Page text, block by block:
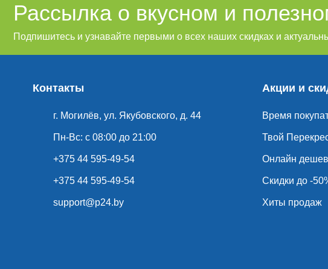
Рассылка о вкусном и
Подпишитесь и узнавайте первыми о всех наших скидках и
Контакты
г. Могилёв, ул. Якубовского, д. 44
Пн-Вс: с 08:00 до 21:00
+375 44 595-49-54
+375 44 595-49-54
support@p24.by
Акции и
Время
Твой
Онлайн
Скидки до -
Хиты продаж